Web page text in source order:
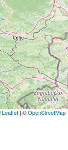
Leaflet |©OpenStreetMap